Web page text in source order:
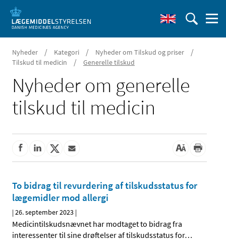
Nyheder / Kategori / Nyheder om Tilskud og priser /
Tilskud til medicin / Generelle tilskud
Nyheder om generelle
tilskud til medicin
To bidrag til revurdering af tilskudsstatus for
lægemidler mod allergi
|26. september 2023 |
Medicintilskudsnævnet har modtaget to bidrag fra
interessenter til sine drøftelser af tilskudsstatus for…